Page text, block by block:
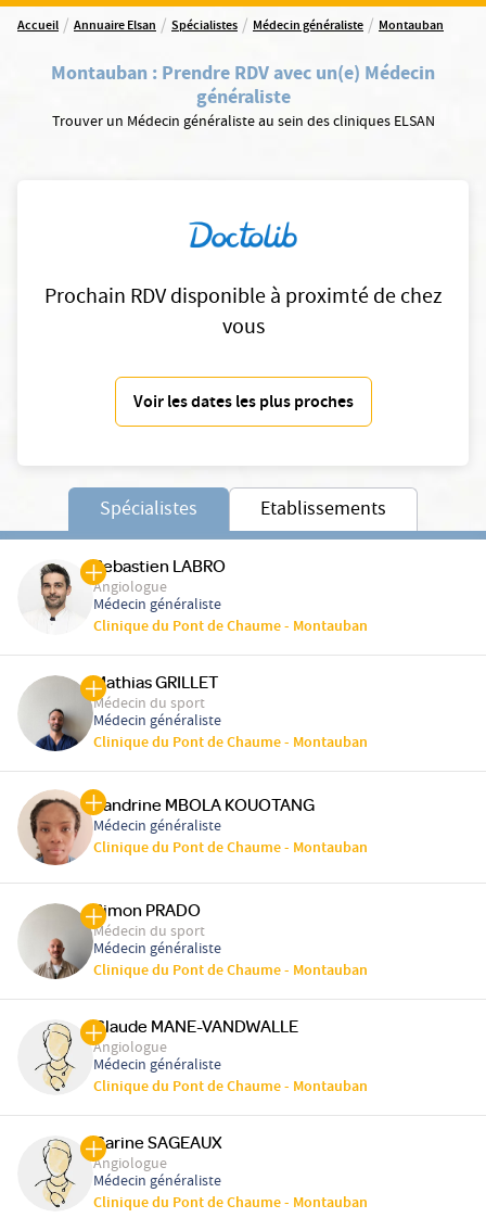
Accueil / Annuaire Elsan / Spécialistes / Médecin généraliste / Montauban
Montauban : Prendre RDV avec un(e) Médecin
généraliste
Trouver un Médecin généraliste au sein des cliniques ELSAN
Prochain RDV disponible à proximté de chez
vous
Voir les dates les plus proches
Spécialistes Etablissements
Sebastien LABRO
Angiologue
Médecin généraliste
Clinique du Pont de Chaume - Montauban
Mathias GRILLET
Médecin du sport
Médecin généraliste
Clinique du Pont de Chaume - Montauban
Sandrine MBOLA KOUOTANG
Médecin généraliste
Clinique du Pont de Chaume - Montauban
Simon PRADO
Médecin du sport
Médecin généraliste
Clinique du Pont de Chaume - Montauban
Claude MANE-VANDWALLE
Angiologue
Médecin généraliste
Clinique du Pont de Chaume - Montauban
Carine SAGEAUX
Angiologue
Médecin généraliste
Clinique du Pont de Chaume - Montauban